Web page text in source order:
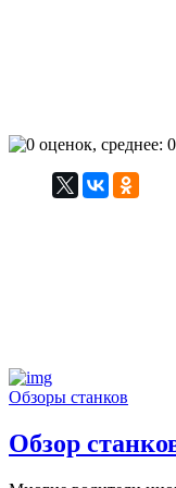
Обзоры станков
Обзор